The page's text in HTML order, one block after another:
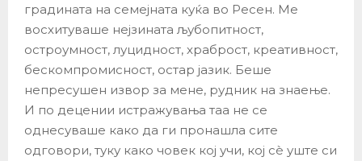
градината на семејната куќа во Ресен. Ме
восхитуваше нејзината љубопитност,
остроумност, луцидност, храброст, креативност,
бескомпромисност, остар јазик. Беше
непресушен извор за мене, рудник на знаење.
И по децении истражувања таа не се
однесуваше како да ги пронашла сите
одговори, туку како човек кој учи, кој сѐ уште си